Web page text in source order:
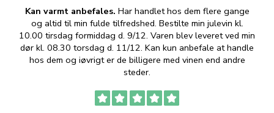
Kan varmt anbefales. Har handlet hos dem flere gange
og altid til min fulde tilfredshed. Bestilte min julevin kl.
10.00 tirsdag formiddag d. 9/12. Varen blev leveret ved min
dør kl. 08.30 torsdag d. 11/12. Kan kun anbefale at handle
hos dem og iøvrigt er de billigere med vinen end andre
steder.